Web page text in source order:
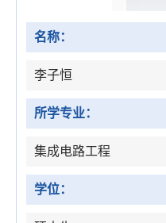
名称：
李子恒
所学专业：
集成电路工程
学位：